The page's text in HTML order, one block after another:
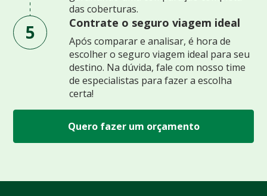
das coberturas.
5 Contrate o seguro viagem ideal
Após comparar e analisar, é hora de
escolher o seguro viagem ideal para seu
destino. Na dúvida, fale com nosso time
de especialistas para fazer a escolha
certa!
Quero fazer um orçamento